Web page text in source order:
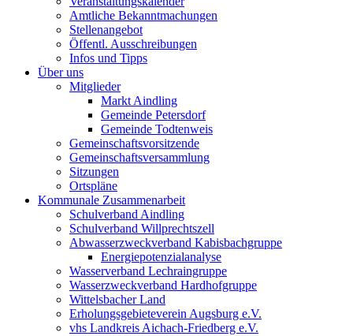
Amtliche Bekanntmachungen
Stellenangebot
Öffentl. Ausschreibungen
Infos und Tipps
Über uns
Mitglieder
Markt Aindling
Gemeinde Petersdorf
Gemeinde Todtenweis
Gemeinschaftsvorsitzende
Gemeinschaftsversammlung
Sitzungen
Ortspläne
Kommunale Zusammenarbeit
Schulverband Aindling
Schulverband Willprechtszell
Abwasserzweckverband Kabisbachgruppe
Energiepotenzialanalyse
Wasserverband Lechraingruppe
Wasserzweckverband Hardhofgruppe
Wittelsbacher Land
Erholungsgebieteverein Augsburg e.V.
vhs Landkreis Aichach-Friedberg e.V.